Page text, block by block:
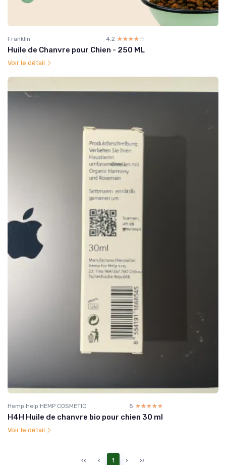
Franklin 4.2 ☆☆☆☆☆
★★★★★
Huile de Chanvre pour Chien - 250 ML
Voir le détail
Hemp Help HEMP COSMETIC 5 ☆☆☆☆☆
★★★★★
H4H Huile de chanvre bio pour chien 30 ml
Voir le détail
‹‹ ‹ 1 › ››